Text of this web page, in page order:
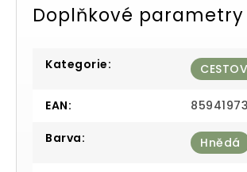
Doplňkové parametry
Kategorie:
EAN:
Barva: Hnědá